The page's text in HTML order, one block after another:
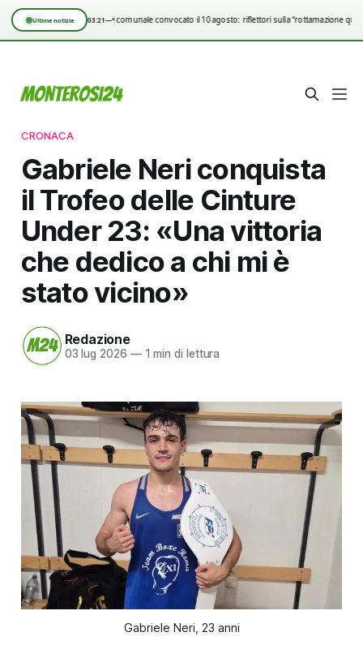
Ultime notizie 03:21—°
Consiglio comunale convocato il 10 agosto: riflettori sulla “rottamazione
CRONACA
Gabriele Neri conquista
il Trofeo delle Cinture
Under 23: «Una vittoria
che dedico a chi mi è
stato vicino»
Redazione
03 lug 2026 —1 min di lettura
Gabriele Neri, 23 anni